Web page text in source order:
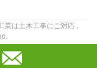
は土木工事にご対応 ,